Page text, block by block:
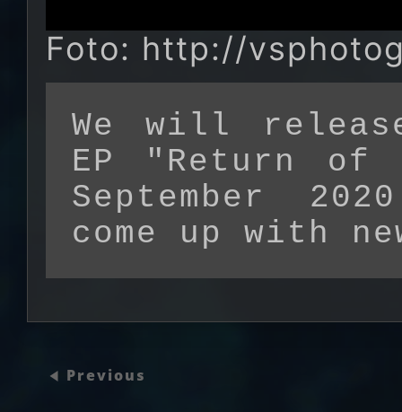
Foto: http://
We will
EP "Return of
September
come up with
Previous